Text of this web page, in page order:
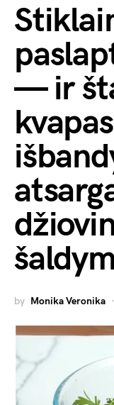
— ir
by Monika Veronika